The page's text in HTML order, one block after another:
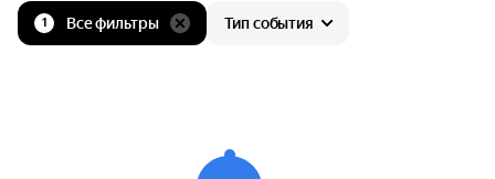
1 Все фильтры Тип события